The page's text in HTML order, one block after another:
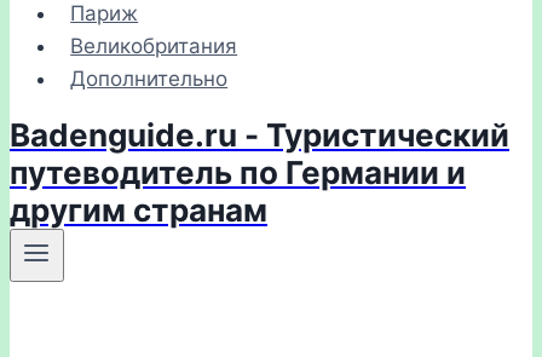
Париж
Великобритания
Дополнительно
Badenguide.ru - Туристический
путеводитель по Германии и
другим странам